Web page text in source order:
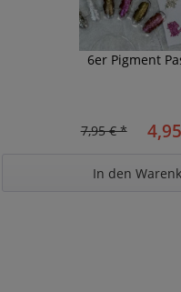
6er Pigment
7,95 € *
In den